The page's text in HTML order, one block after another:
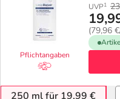
Pflichtangaben
UVP1
(79,96
250 ml für 19,99 €